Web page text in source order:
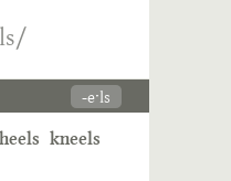
-eˑls
heels kneels